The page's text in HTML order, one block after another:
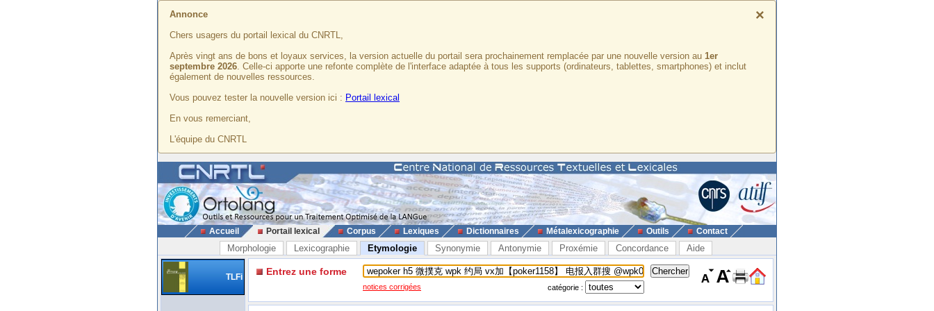
×
Annonce
Chers usagers du portail lexical du CNRTL,
Après vingt ans de bons et loyaux services, la version actuelle du portail sera prochainement remplacée par une nouvelle version au 1er
septembre 2026. Celle-ci apporte une refonte complète de l'interface adaptée à tous les supports (ordinateurs, tablettes, smartphones) et inclut
également de nouvelles ressources.
Vous pouvez tester la nouvelle version ici : Portail lexical
En vous remerciant,
L'équipe du CNRTL
Accueil Portail lexical Corpus Lexiques Dictionnaires Métalexicographie Outils Contact
Morphologie Lexicographie Etymologie Synonymie Antonymie Proxémie Concordance Aide
TLFi Entrez une forme
notices corrigées catégorie :